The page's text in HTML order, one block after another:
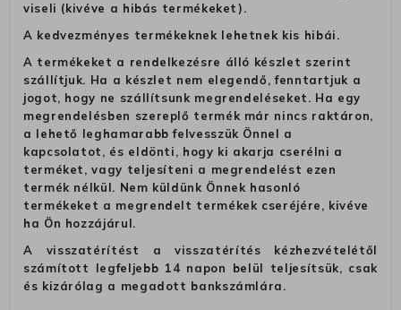
viseli (kivéve a hibás termékeket).
A kedvezményes termékeknek lehetnek kis hibái.
A termékeket a rendelkezésre álló készlet szerint
szállítjuk. Ha a készlet nem elegendő, fenntartjuk a
jogot, hogy ne szállítsunk megrendeléseket. Ha egy
megrendelésben szereplő termék már nincs raktáron,
a lehető leghamarabb felvesszük Önnel a
kapcsolatot, és eldönti, hogy ki akarja cserélni a
terméket, vagy teljesíteni a megrendelést ezen
termék nélkül. Nem küldünk Önnek hasonló
termékeket a megrendelt termékek cseréjére, kivéve
ha Ön hozzájárul.
A visszatérítést a visszatérítés kézhezvételétől
számított legfeljebb 14 napon belül teljesítsük, csak
és kizárólag a megadott bankszámlára.